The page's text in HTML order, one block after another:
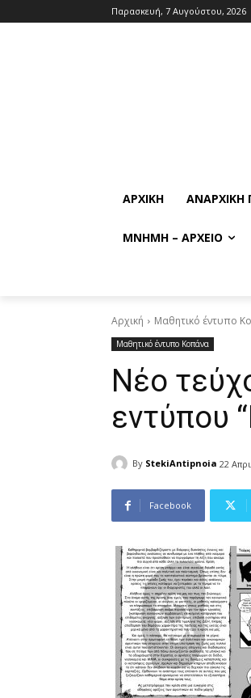
Παρασκευή, 7 Αυγούστου, 2026
ΑΡΧΙΚΉ ΑΝΑΡΧΙΚΉ
ΜΝΉΜΗ – ΑΡΧΕΊΟ
Αρχική Μαθητικό έντυπο
Μαθητικό έντυπο Κοπάνα
Νέο
εντύπου
By StekiAntipnoia 22
Facebook